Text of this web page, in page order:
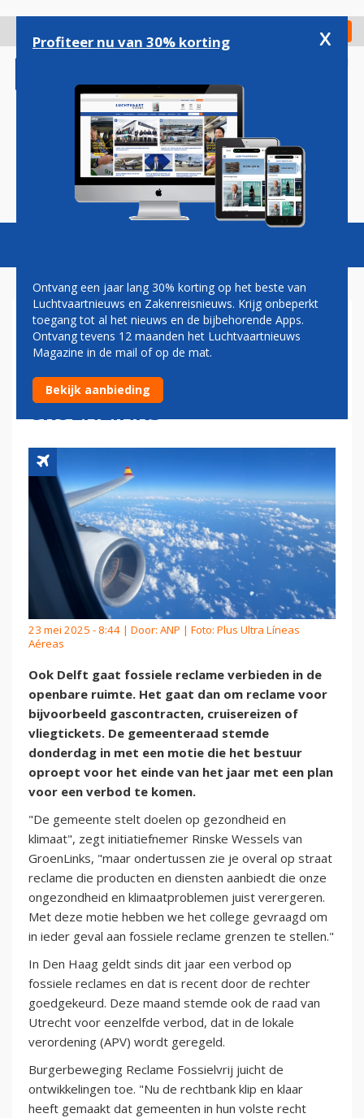
gaan
Check in
Magazine Podcasts Vacatures
GEMEENTE DELFT DOET
VLIEGRECLAMES IN DE BAN
OP INITIATIEF VAN
GROENLINKS
23 mei 2025 - 8:44 | Door: ANP | Foto: Plus Ultra Líneas
Aéreas
Ook Delft gaat fossiele reclame verbieden in de
openbare ruimte. Het gaat dan om reclame voor
bijvoorbeeld gascontracten, cruisereizen of
vliegtickets. De gemeenteraad stemde
donderdag in met een motie die het bestuur
oproept voor het einde van het jaar met een plan
voor een verbod te komen.
"De gemeente stelt doelen op gezondheid en
klimaat", zegt initiatiefnemer Rinske Wessels van
GroenLinks, "maar ondertussen zie je overal op straat
reclame die producten en diensten aanbiedt die onze
ongezondheid en klimaatproblemen juist verergeren.
Met deze motie hebben we het college gevraagd om
in ieder geval aan fossiele reclame grenzen te stellen."
In Den Haag geldt sinds dit jaar een verbod op
fossiele reclames en dat is recent door de rechter
goedgekeurd. Deze maand stemde ook de raad van
Utrecht voor eenzelfde verbod, dat in de lokale
verordening (APV) wordt geregeld.
Burgerbeweging Reclame Fossielvrij juicht de
ontwikkelingen toe. "Nu de rechtbank klip en klaar
heeft gemaakt dat gemeenten in hun volste recht
Profiteer nu van 30% korting x
Ontvang een jaar lang 30% korting op het beste van
Luchtvaartnieuws en Zakenreisnieuws. Krijg onbeperkt
toegang tot al het nieuws en de bijbehorende Apps.
Ontvang tevens 12 maanden het Luchtvaartnieuws
Magazine in de mail of op de mat.
Bekijk aanbieding